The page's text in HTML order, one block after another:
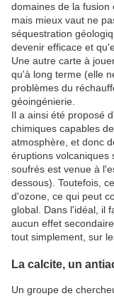
domaines de la fusion
mais mieux vaut ne
séquestration
devenir efficace et
Une autre carte à
qu'à long terme (elle
problèmes du
géoingénierie.
Il a ainsi été proposé
chimiques capables
atmosphère, et donc
éruptions volcaniques
soufrés est venue à
dessous). Toutefois,
d'ozone, ce qui peut
global. Dans l'idéal, il
aucun effet
tout simplement, sur
La calcite, un
Un groupe de